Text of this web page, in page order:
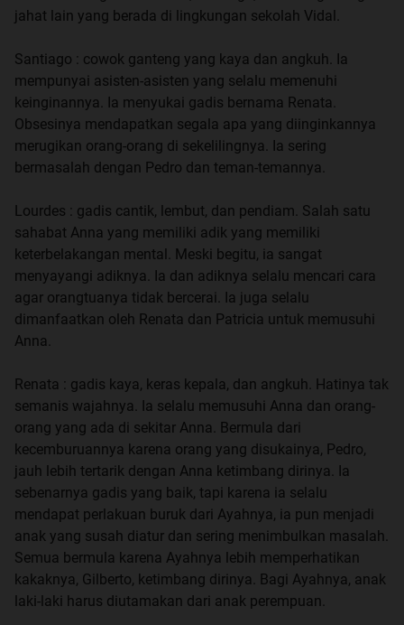
jahat lain yang berada di lingkungan sekolah Vidal.
Santiago : cowok ganteng yang kaya dan angkuh. Ia
mempunyai asisten-asisten yang selalu memenuhi
keinginannya. Ia menyukai gadis bernama Renata.
Obsesinya mendapatkan segala apa yang diinginkannya
merugikan orang-orang di sekelilingnya. Ia sering
bermasalah dengan Pedro dan teman-temannya.
Lourdes : gadis cantik, lembut, dan pendiam. Salah satu
sahabat Anna yang memiliki adik yang memiliki
keterbelakangan mental. Meski begitu, ia sangat
menyayangi adiknya. Ia dan adiknya selalu mencari cara
agar orangtuanya tidak bercerai. Ia juga selalu
dimanfaatkan oleh Renata dan Patricia untuk memusuhi
Anna.
Renata : gadis kaya, keras kepala, dan angkuh. Hatinya tak
semanis wajahnya. Ia selalu memusuhi Anna dan orang-
orang yang ada di sekitar Anna. Bermula dari
kecemburuannya karena orang yang disukainya, Pedro,
jauh lebih tertarik dengan Anna ketimbang dirinya. Ia
sebenarnya gadis yang baik, tapi karena ia selalu
mendapat perlakuan buruk dari Ayahnya, ia pun menjadi
anak yang susah diatur dan sering menimbulkan masalah.
Semua bermula karena Ayahnya lebih memperhatikan
kakaknya, Gilberto, ketimbang dirinya. Bagi Ayahnya, anak
laki-laki harus diutamakan dari anak perempuan.